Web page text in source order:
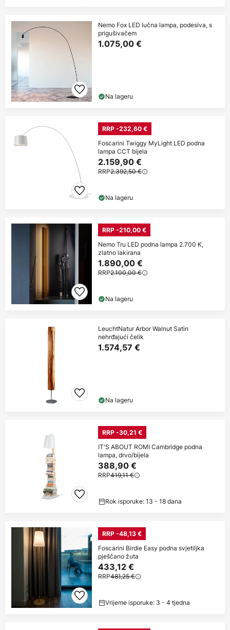
Nemo Fox LED lučna lampa, podesiva, s
prigušivačem
1.075,00 €
Na lageru
RRP -232,60 €
Foscarini Twiggy MyLight LED podna
lampa CCT bijela
2.159,90 €
RRP2.392,50 €
Na lageru
RRP -210,00 €
Nemo Tru LED podna lampa 2.700 K,
zlatno lakirana
1.890,00 €
RRP2.100,00 €
Na lageru
LeuchtNatur Arbor Walnut Satin
nehrđajući čelik
1.574,57 €
Na lageru
RRP -30,21 €
IT'S ABOUT ROMI Cambridge podna
lampa, drvo/bijela
388,90 €
RRP419,11 €
Rok isporuke: 13 - 18 dana
RRP -48,13 €
Foscarini Birdie Easy podna svjetiljka
pješčano žuta
433,12 €
RRP481,25 €
Vrijeme isporuke: 3 - 4 tjedna